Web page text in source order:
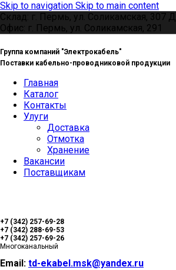
Skip to navigation Skip to main content
Склад: г. Пермь, ул. Соликамская, 307 Д
Офис: г. Пермь, ул. Соликамская, 291
Группа компаний "Электрокабель"
Поставки кабельно-проводниковой продукции
Главная
Каталог
Контакты
Улуги
Доставка
Отмотка
Хранение
Вакансии
Поставщикам
+7 (342) 257-69-28
+7 (342) 288-69-53
+7 (342) 257-69-26
Многоканальный
Email: td-ekabel.msk@yandex.ru